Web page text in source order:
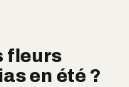
fleurs
en été ?